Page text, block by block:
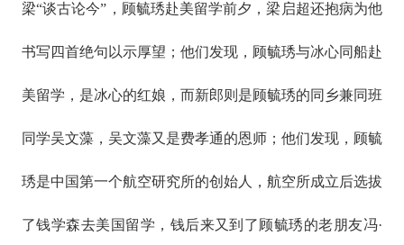
梁“谈古论今”，顾毓琇赴美留学前夕，梁启超还抱病为他
书写四首绝句以示厚望；他们发现，顾毓琇与冰心同船赴
美留学，是冰心的红娘，而新郎则是顾毓琇的同乡兼同班
同学吴文藻，吴文藻又是费孝通的恩师；他们发现，顾毓
琇是中国第一个航空研究所的创始人，航空所成立后选拔
了钱学森去美国留学，钱后来又到了顾毓琇的老朋友冯·